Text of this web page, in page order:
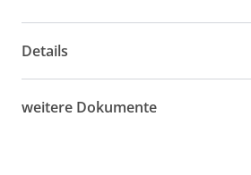
Details
weitere Dokumente